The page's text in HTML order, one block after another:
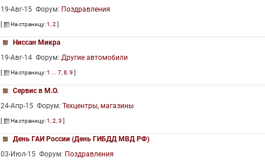
19-Авг-15 Форум: Поздравления
[ На страницу:1,2]
Ниссан Микра
19-Авг-14 Форум:Другие автомобили
[ На страницу:1 ...7,8,9 ]
Сервис в М.О.
24-Апр-15 Форум:Техцентры, магазины
[ На страницу:1,2,3 ]
День ГАИ России (День ГИБДД МВД РФ)
03-Июл-15 Форум: Поздравления